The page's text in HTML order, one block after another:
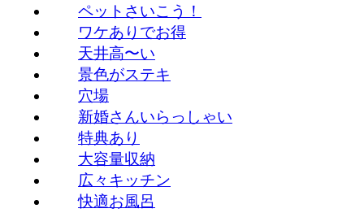
ペットさいこう！
ワケありでお得
天井高〜い
景色がステキ
穴場
新婚さんいらっしゃい
特典あり
大容量収納
広々キッチン
快適お風呂